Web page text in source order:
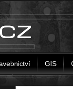
GIS